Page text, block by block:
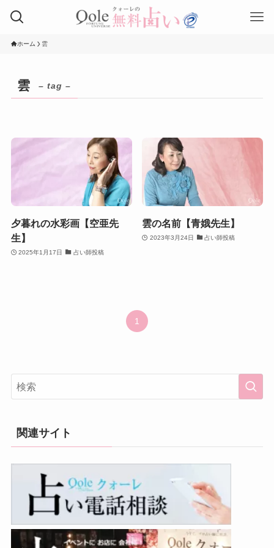
ホーム 雲
雲 – tag –
夕暮れの水彩画【空亜先
生】
2025年1月17日 占い師投稿
雲の名前【青娥先生】
2023年3月24日 占い師投稿
1
関連サイト